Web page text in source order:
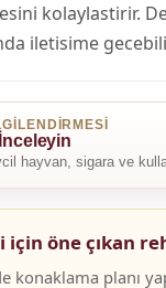
kolaylastirir.
iletisime
İnceleyin
hayvan, sigara ve
için öne çıkan
konaklama planı